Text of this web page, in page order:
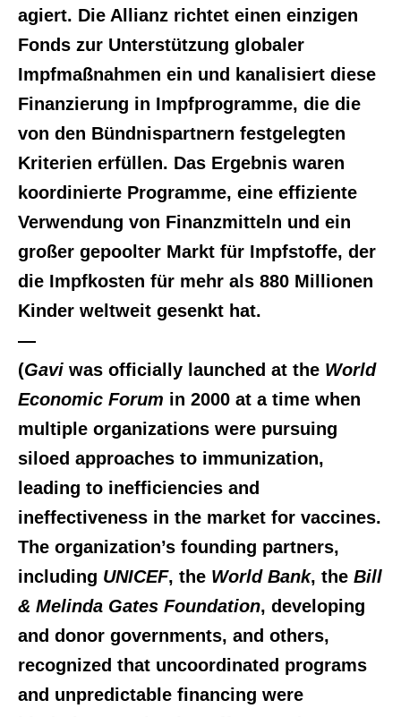
agiert. Die Allianz richtet einen einzigen
Fonds zur Unterstützung globaler
Impfmaßnahmen ein und kanalisiert diese
Finanzierung in Impfprogramme, die die
von den Bündnispartnern festgelegten
Kriterien erfüllen. Das Ergebnis waren
koordinierte Programme, eine effiziente
Verwendung von Finanzmitteln und ein
großer gepoolter Markt für Impfstoffe, der
die Impfkosten für mehr als 880 Millionen
Kinder weltweit gesenkt hat.
—
(Gavi was officially launched at the World
Economic Forum in 2000 at a time when
multiple organizations were pursuing
siloed approaches to immunization,
leading to inefficiencies and
ineffectiveness in the market for vaccines.
The organization’s founding partners,
including UNICEF, the World Bank, the Bill
& Melinda Gates Foundation, developing
and donor governments, and others,
recognized that uncoordinated programs
and unpredictable financing were